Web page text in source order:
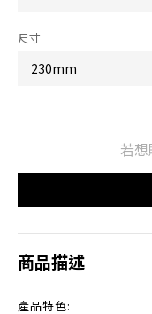
尺寸
若
商品描述
產品特色: